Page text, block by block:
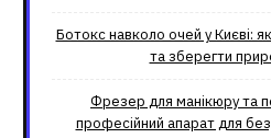
Ботокс навколо очей у Києві:
та зберегти
Фрезер для манікюру та
професійний апарат для